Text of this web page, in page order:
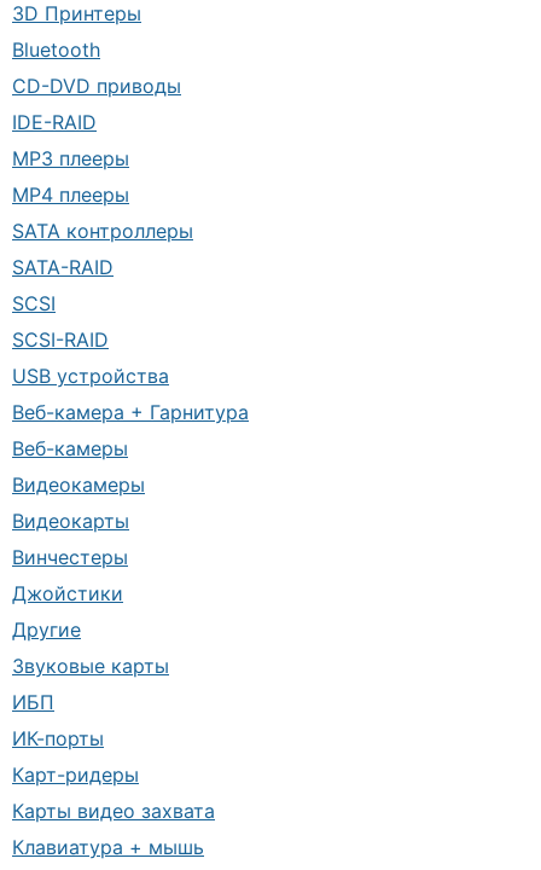
3D Принтеры
Bluetooth
CD-DVD приводы
IDE-RAID
MP3 плееры
MP4 плееры
SATA контроллеры
SATA-RAID
SCSI
SCSI-RAID
USB устройства
Веб-камера + Гарнитура
Веб-камеры
Видеокамеры
Видеокарты
Винчестеры
Джойстики
Другие
Звуковые карты
ИБП
ИК-порты
Карт-ридеры
Карты видео захвата
Клавиатура + мышь